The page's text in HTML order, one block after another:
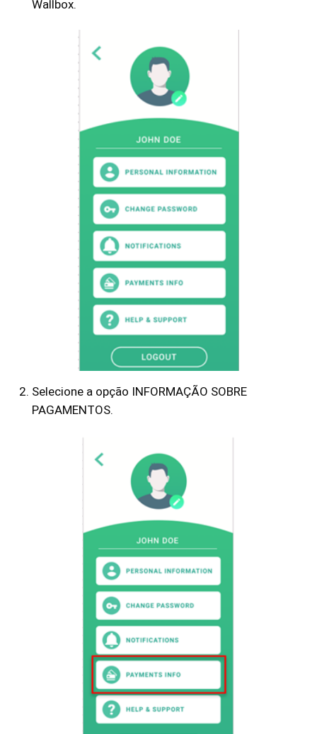
Wallbox.
Selecione a opção INFORMAÇÃO SOBRE
PAGAMENTOS.